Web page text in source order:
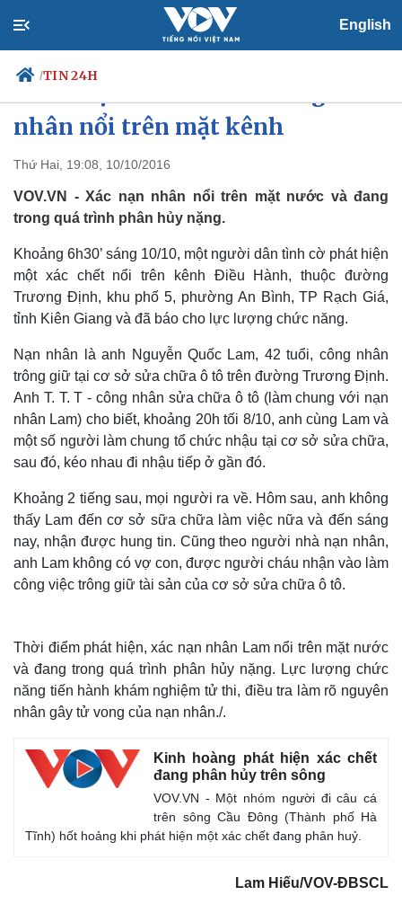
English
/TIN 24H
Chính trị
Đảng
Tổ chức nhân sự
Nhận diện sự thật
Tin 24h
Dự báo thời tiết
Dấu ấn VOV
Việc làm
nhân nổi trên mặt kênh
Thứ Hai, 19:08, 10/10/2016
VOV.VN - Xác nạn nhân nổi trên mặt nước và đang
trong quá trình phân hủy nặng.
Khoảng 6h30’ sáng 10/10, một người dân tình cờ phát hiện
một xác chết nổi trên kênh Điều Hành, thuộc đường
Trương Định, khu phố 5, phường An Bình, TP Rạch Giá,
tỉnh Kiên Giang và đã báo cho lực lượng chức năng.
Nạn nhân là anh Nguyễn Quốc Lam, 42 tuổi, công nhân
trông giữ tại cơ sở sửa chữa ô tô trên đường Trương Định.
Anh T. T. T - công nhân sửa chữa ô tô (làm chung với nạn
nhân Lam) cho biết, khoảng 20h tối 8/10, anh cùng Lam và
một số người làm chung tổ chức nhậu tại cơ sở sửa chữa,
sau đó, kéo nhau đi nhậu tiếp ở gần đó.
Khoảng 2 tiếng sau, mọi người ra về. Hôm sau, anh không
thấy Lam đến cơ sở sữa chữa làm việc nữa và đến sáng
nay, nhận được hung tin. Cũng theo người nhà nạn nhân,
anh Lam không có vợ con, được người cháu nhận vào làm
công việc trông giữ tài sản của cơ sở sửa chữa ô tô.
Thời điểm phát hiện, xác nạn nhân Lam nổi trên mặt nước
và đang trong quá trình phân hủy nặng. Lực lượng chức
năng tiến hành khám nghiệm tử thi, điều tra làm rõ nguyên
nhân gây tử vong của nạn nhân./.
Kinh hoàng phát hiện xác chết
đang phân hủy trên sông
VOV.VN - Một nhóm người đi câu cá
trên sông Cầu Đông (Thành phố Hà
Tĩnh) hốt hoảng khi phát hiện một xác chết đang phân huỷ.
Lam Hiếu/VOV-ĐBSCL